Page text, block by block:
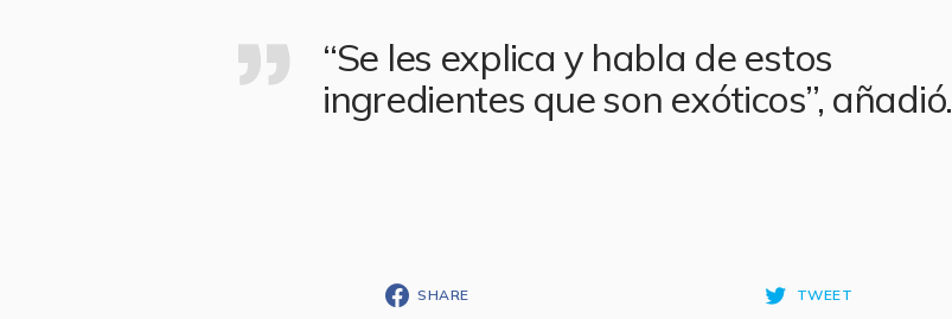
“Se les explica y habla de estos
ingredientes que son exóticos”, añadió.
SHARE TWEET